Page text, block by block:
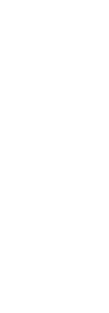
Series - Mahito